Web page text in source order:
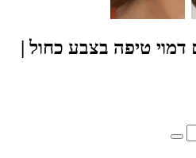
דמוי טיפה בצבע כחול |